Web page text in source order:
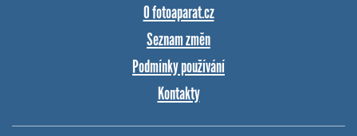
O fotoaparat.cz
Seznam změn
Podmínky používání
Kontakty